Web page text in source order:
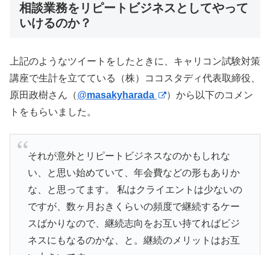
相談業務をリピートビジネスとしてやって
いけるのか？
上記のようなツイートをしたときに、キャリコン試験対策
講座で生計を立てている（株）ココスタディ代表取締役、
原田政樹さん（@masakyharada
）から以下のコメン
トをもらいました。
それが意外とリピートビジネスなのかもしれな
い、と思い始めていて、年会費などの形もありか
な、と思ってます。 私はクライエントは少ないの
ですが、数ヶ月おきくらいの頻度で継続するケー
スばかりなので、継続志向をお互い持てればビジ
ネスにもなるのかな、と。継続のメリットはお互